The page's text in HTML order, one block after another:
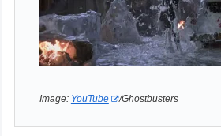
Image: YouTube /Ghostbusters